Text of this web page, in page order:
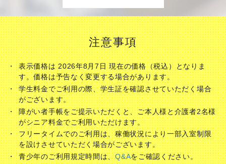
注意事項
表示価格は 2026年8月7日 現在の価格（税込）となりま
す。価格は予告なく変更する場合があります。
学生料金でご利用の際、学生証を確認させていただく場合
がございます。
障がい者手帳をご提示いただくと、ご本人様と介護者2名様
がシニア料金でご利用いただけます。
フリータイムでのご利用は、稼働状況により一部入室制限
を設けさせていただく場合がございます。
青少年のご利用規定時間は、Q&Aをご確認ください。